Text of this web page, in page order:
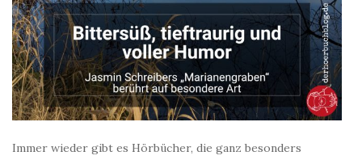
Immer wieder gibt es Hörbücher, die ganz besonders